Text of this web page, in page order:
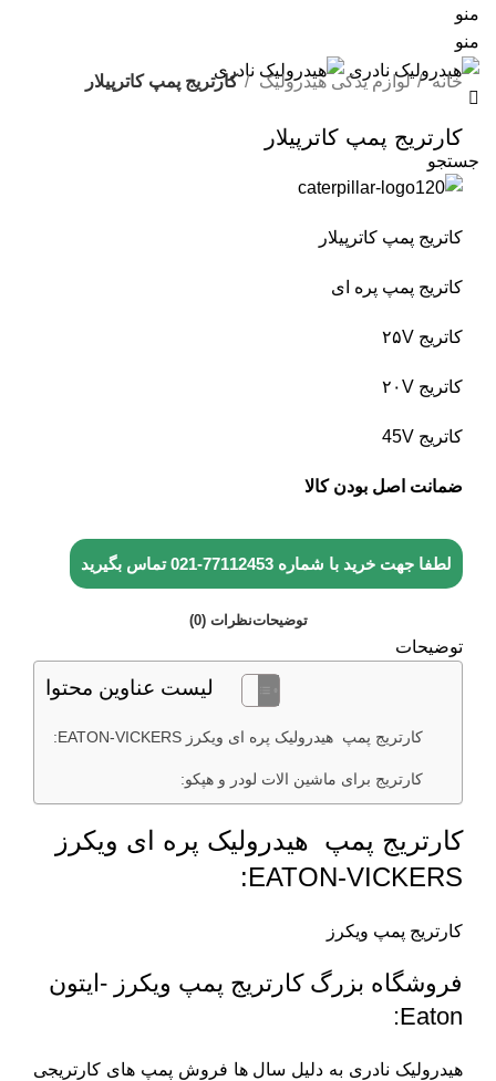
منو
منو
جستجو
خانه لوازم یدکی هیدرولیک کارتریج پمپ کاترپیلار
کارتریج پمپ کاترپیلار
کاتریج پمپ کاترپیلار
کاتریج پمپ پره ای
کاتریج ۲۵V
کاتریج ۲۰V
کاتریج 45V
ضمانت اصل بودن کالا
لطفا جهت خرید با شماره 77112453-021 تماس بگیرید
توضیحاتنظرات (0)
توضیحات
لیست عناوین محتوا
کارتریج پمپ هیدرولیک پره ای ویکرز EATON-VICKERS:
کارتریج برای ماشین الات لودر و هپکو:
کارتریج پمپ هیدرولیک پره ای ویکرز
EATON-VICKERS:
کارتریج پمپ ویکرز
فروشگاه بزرگ کارتریج پمپ ویکرز -ایتون
Eaton:
هیدرولیک نادری به دلیل سال ها فروش پمپ های کارتریجی